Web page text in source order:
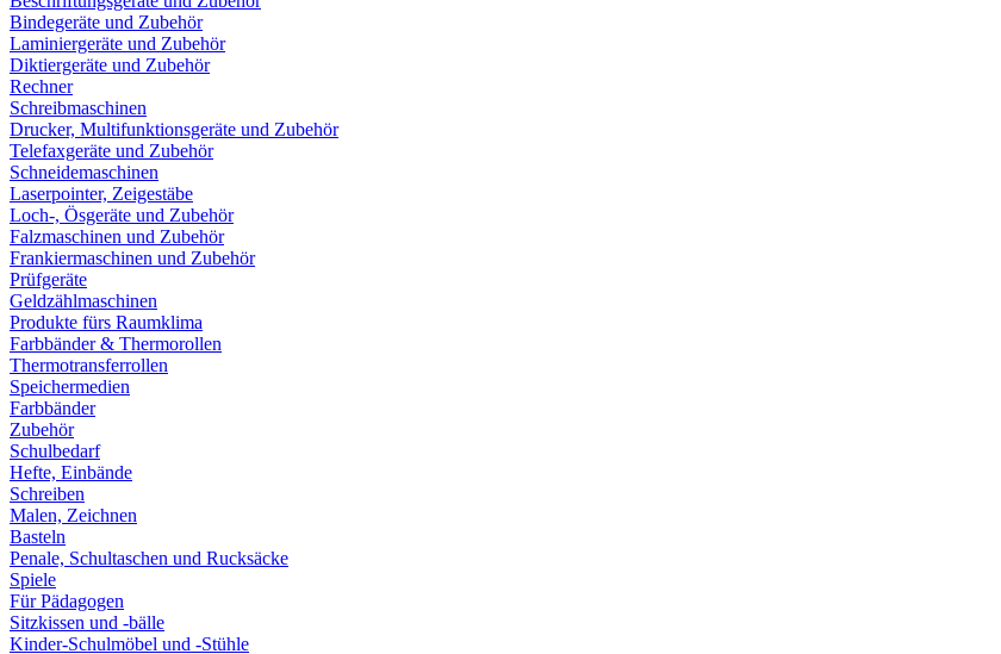
Bindegeräte und Zubehör
Laminiergeräte und Zubehör
Diktiergeräte und Zubehör
Rechner
Schreibmaschinen
Drucker, Multifunktionsgeräte und Zubehör
Telefaxgeräte und Zubehör
Schneidemaschinen
Laserpointer, Zeigestäbe
Loch-, Ösgeräte und Zubehör
Falzmaschinen und Zubehör
Frankiermaschinen und Zubehör
Prüfgeräte
Geldzählmaschinen
Produkte fürs Raumklima
Farbbänder & Thermorollen
Thermotransferrollen
Speichermedien
Farbbänder
Zubehör
Schulbedarf
Hefte, Einbände
Schreiben
Malen, Zeichnen
Basteln
Penale, Schultaschen und Rucksäcke
Spiele
Für Pädagogen
Sitzkissen und -bälle
Kinder-Schulmöbel und -Stühle